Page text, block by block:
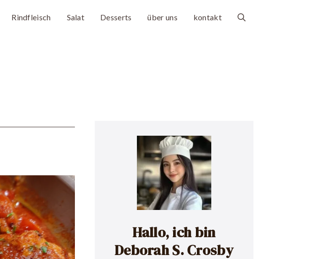
Rindfleisch Salat Desserts über uns kontakt
Hallo, ich bin
Deborah S. Crosby